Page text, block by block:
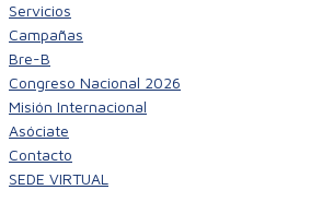
Servicios
Campañas
Bre-B
Congreso Nacional 2026
Misión Internacional
Asóciate
Contacto
SEDE VIRTUAL